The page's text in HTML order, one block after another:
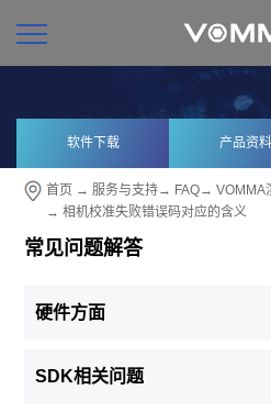
软件下载 产品资料
首页 →服务与支持→ FAQ→VOMMA
→ 相机校准失败错误码对应的含义
常见问题解答
硬件方面
SDK相关问题